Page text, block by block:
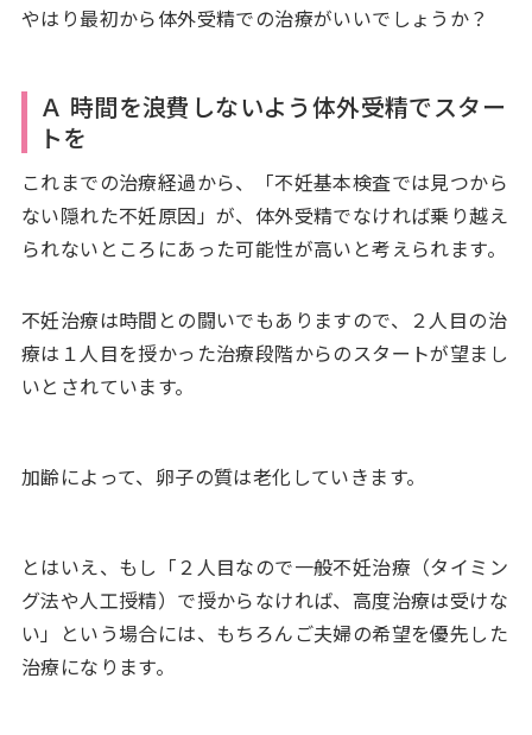
やはり最初から体外受精での治療がいいでしょうか？
Ａ 時間を浪費しないよう体外受精でスター
トを
これまでの治療経過から、「不妊基本検査では見つから
ない隠れた不妊原因」が、体外受精でなければ乗り越え
られないところにあった可能性が高いと考えられます。
不妊治療は時間との闘いでもありますので、２人目の治
療は１人目を授かった治療段階からのスタートが望まし
いとされています。
加齢によって、卵子の質は老化していきます。
とはいえ、もし「２人目なので一般不妊治療（タイミン
グ法や人工授精）で授からなければ、高度治療は受けな
い」という場合には、もちろんご夫婦の希望を優先した
治療になります。